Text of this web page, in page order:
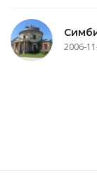
2006-